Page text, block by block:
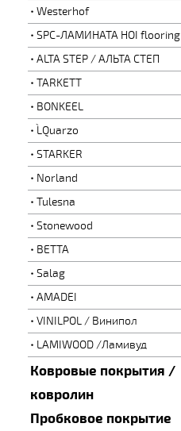
Westerhof
SPC-ЛАМИНАТА HOI flooring
ALTA STEP / АЛЬТА СТЕП
TARKETT
BONKEEL
L`Quarzo
STARKER
Norland
Tulesna
Stonewood
BETTA
Salag
AMADEI
VINILPOL / Винипол
LAMIWOOD /Ламивуд
Ковровые покрытия /
ковролин
Пробковое покрытие